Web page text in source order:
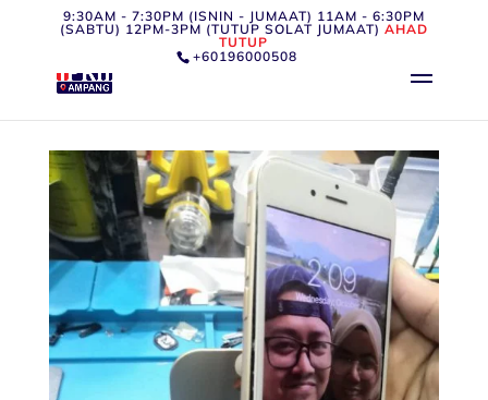
9:30AM - 7:30PM (ISNIN - JUMAAT) 11AM - 6:30PM
(SABTU) 12PM-3PM (TUTUP SOLAT JUMAAT) AHAD
TUTUP
+60196000508